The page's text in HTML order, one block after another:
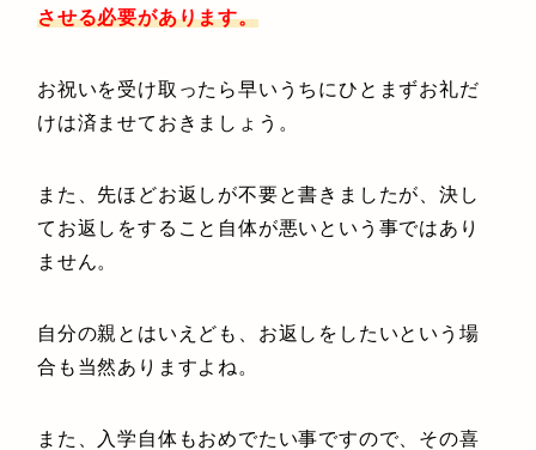
させる必要があります。
お祝いを受け取ったら早いうちにひとまずお礼だ
けは済ませておきましょう。
また、先ほどお返しが不要と書きましたが、決し
てお返しをすること自体が悪いという事ではあり
ません。
自分の親とはいえども、お返しをしたいという場
合も当然ありますよね。
また、入学自体もおめでたい事ですので、その喜